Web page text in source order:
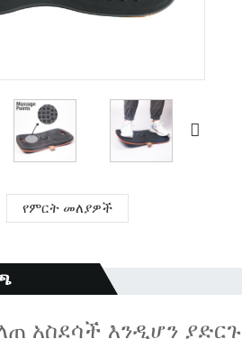
የምርት መለያዎች
አስደሳች እንዲሆን ያድርጉ